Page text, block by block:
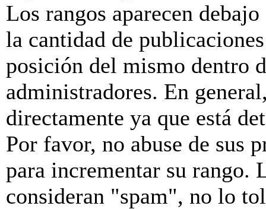
Los rangos aparecen
la cantidad de
posición del mismo dentro
administradores. En
directamente ya que está
Por favor, no abuse de sus
para incrementar su rango.
consideran "spam", no lo